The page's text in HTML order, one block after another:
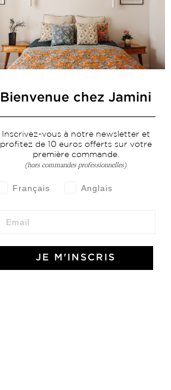
Bienvenue chez Jamini
Inscrivez-vous à notre newsletter et
profitez de 10 euros offerts sur votre
première commande.
(hors commandes professionnelles)
Français Anglais
JE M'INSCRIS